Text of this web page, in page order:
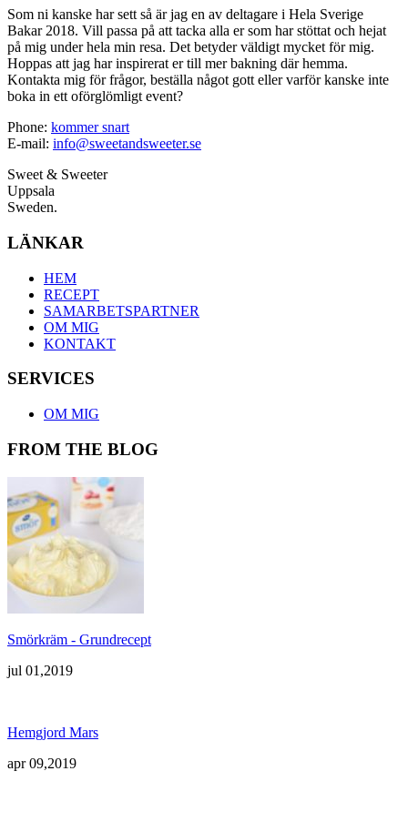
Som ni kanske har sett så är jag en av deltagare i Hela Sverige
Bakar 2018. Vill passa på att tacka alla er som har stöttat och hejat
på mig under hela min resa. Det betyder väldigt mycket för mig.
Hoppas att jag har inspirerat er till mer bakning där hemma.
Kontakta mig för frågor, beställa något gott eller varför kanske inte
boka in ett oförglömligt event?
Phone: kommer snart
E-mail: info@sweetandsweeter.se
Sweet & Sweeter
Uppsala
Sweden.
LÄNKAR
HEM
RECEPT
SAMARBETSPARTNER
OM MIG
KONTAKT
SERVICES
OM MIG
FROM THE BLOG
Smörkräm - Grundrecept
jul 01,2019
Hemgjord Mars
apr 09,2019